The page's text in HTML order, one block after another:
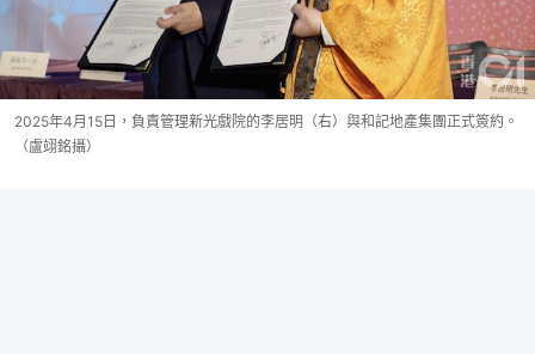
2025年4月15日，負責管理新光戲院的李居明（右）與和記地產集團正式簽約。
（盧翊銘攝）